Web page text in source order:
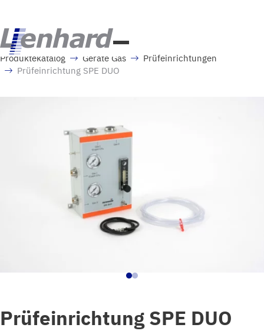
Produktekatalog Geräte Gas
Prüfeinrichtungen
Prüfeinrichtung SPE DUO
Prüfeinrichtung SPE DUO